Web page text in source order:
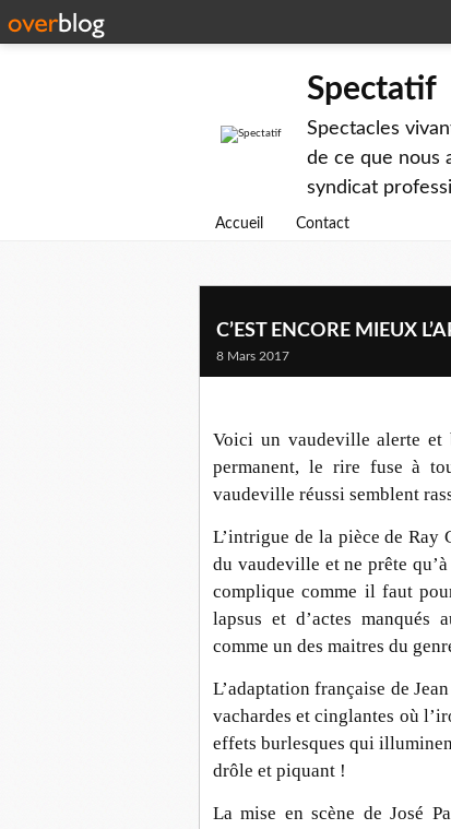
Spectatif
Spectacles
de ce que nous
syndicat
Accueil Contact
C’EST ENCORE MIEUX
8 Mars 2017
Voici un vaudeville alerte et
permanent, le rire fuse à
vaudeville réussi semblent
L’intrigue de la pièce de Ray
du vaudeville et ne prête
complique comme il faut
lapsus et d’actes manqués
comme un des maitres du
L’adaptation française de
vachardes et cinglantes où
effets burlesques qui
drôle et piquant !
La mise en scène de José